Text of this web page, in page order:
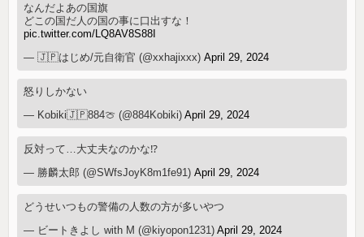
なんだよあの国旗
どこの国だ人の国の事に口出すな！
pic.twitter.com/LQ8AV8S88I
— 🇯🇵はじめ/元自衛官 (@xxhajixxx)April 29, 2024
怒りしかない
— Kobiki🇯🇵884🍈 (@884Kobiki)April 29, 2024
反対って…大丈夫なのかな⁉️
— 勝麟太郎 (@SWfsJoyK8m1fe91)April 29, 2024
どうせいつもの警備の人数の方が多いやつ
— ビートきよし with M (@kiyopon1231)April 29, 2024